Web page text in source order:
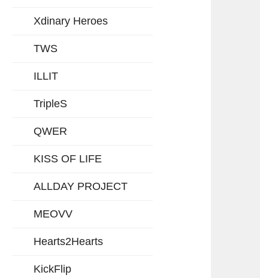
Xdinary Heroes
TWS
ILLIT
TripleS
QWER
KISS OF LIFE
ALLDAY PROJECT
MEOVV
Hearts2Hearts
KickFlip